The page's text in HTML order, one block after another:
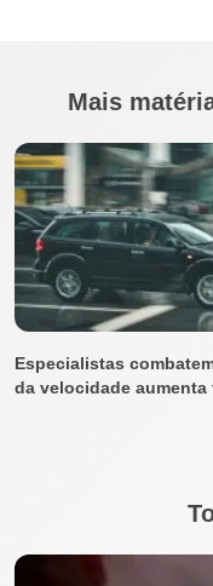
Mais
Especialistas
da velocidade aumenta